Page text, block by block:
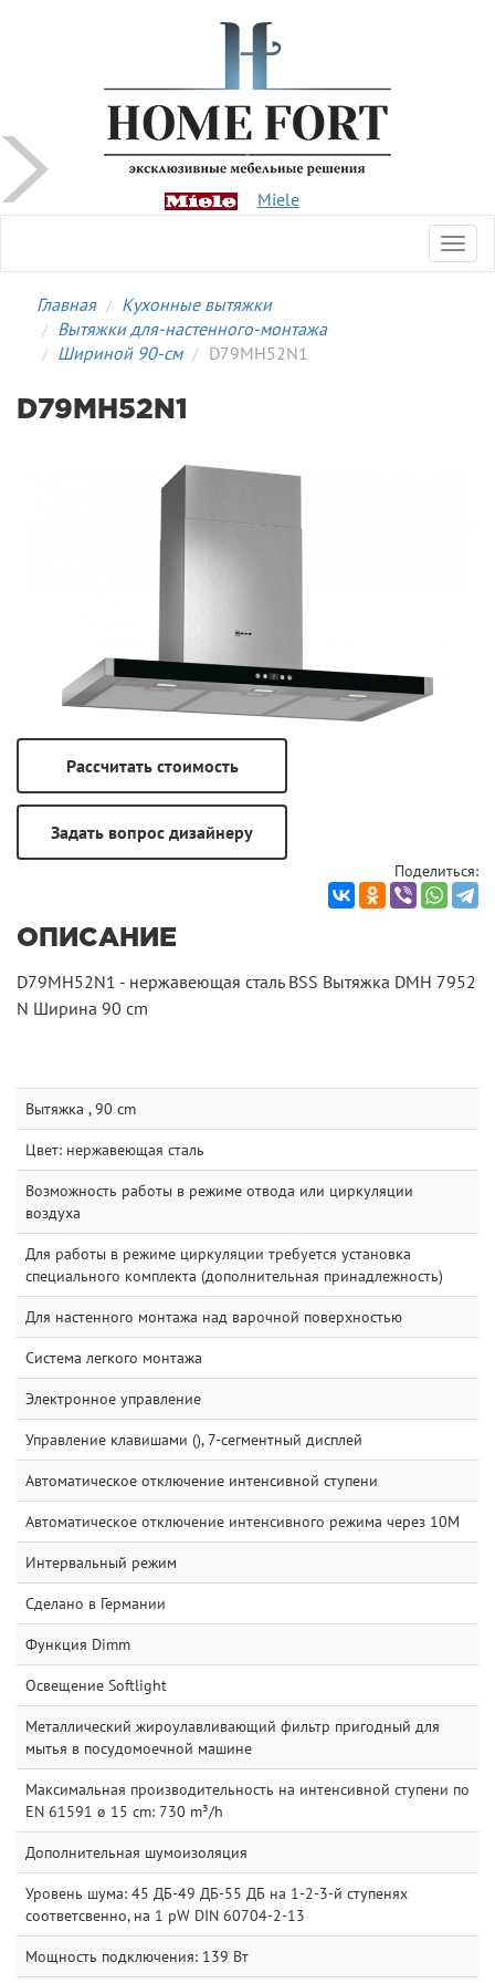
Miele
Главная
Кухонные вытяжки
Вытяжки для-настенного-монтажа
Шириной 90-см
D79MH52N1
D79MH52N1
Поделиться:
ОПИСАНИЕ
D79MH52N1 - нержавеющая сталь BSS Вытяжка DMH 7952
N Ширина 90 cm
Вытяжка , 90 cm
Цвет: нержавеющая сталь
Возможность работы в режиме отвода или циркуляции
воздуха
Для работы в режиме циркуляции требуется установка
специального комплекта (дополнительная принадлежность)
Для настенного монтажа над варочной поверхностью
Система легкого монтажа
Электронное управление
Управление клавишами (), 7-сегментный дисплей
Автоматическое отключение интенсивной ступени
Автоматическое отключение интенсивного режима через 10M
Интервальный режим
Сделано в Германии
Функция Dimm
Освещение Softlight
Металлический жироулавливающий фильтр пригодный для
мытья в посудомоечной машине
Максимальная производительность на интенсивной ступени по
EN 61591 ø 15 cm: 730 m³/h
Дополнительная шумоизоляция
Уровень шума: 45 ДБ-49 ДБ-55 ДБ на 1-2-3-й ступенях
соответсвенно, на 1 pW DIN 60704-2-13
Мощность подключения: 139 Вт